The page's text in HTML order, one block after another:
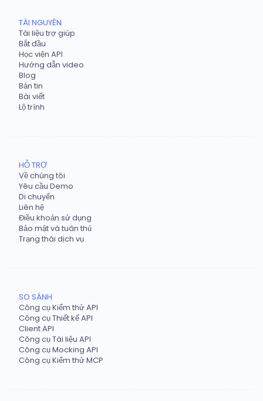
TÀI NGUYÊN
Tài liệu trợ giúp
Bắt đầu
Học viện API
Hướng dẫn video
Blog
Bản tin
Bài viết
Lộ trình
HỖ TRỢ
Về chúng tôi
Yêu cầu Demo
Di chuyển
Liên hệ
Điều khoản sử dụng
Bảo mật và tuân thủ
Trạng thái dịch vụ
SO SÁNH
Công cụ Kiểm thử API
Công cụ Thiết kế API
Client API
Công cụ Tài liệu API
Công cụ Mocking API
Công cụ Kiểm thử MCP